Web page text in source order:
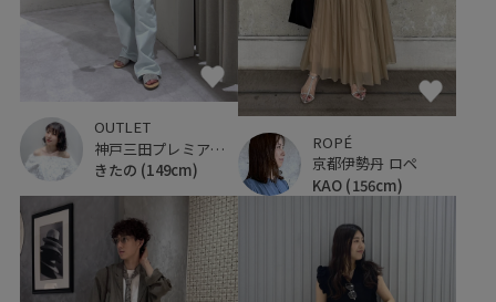
OUTLET
神戸三田プレミアム・アウトレット
きたの (149cm)
ROPÉ
京都伊勢丹 ロペ
KAO (156cm)